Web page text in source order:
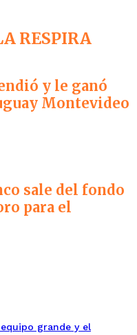
RESPIRA
y le ganó
Montevideo
sale del fondo
para el
grande y el